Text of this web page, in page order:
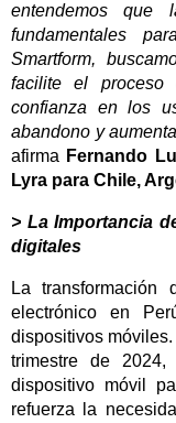
entendemos
fundamentales
Smartform,
facilite el proceso
confianza en los
abandono y
afirma Fernando
Lyra para Chile,
> La Importancia
digitales
La
electrónico en
dispositivos
trimestre de
dispositivo móvil
refuerza la